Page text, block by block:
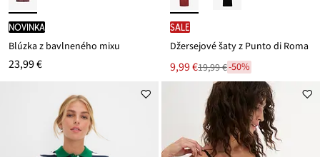
novinka
Blúzka z bavlneného mixu
23,99 €
SALE
Džersejové šaty z Punto di Roma
Nová
cena
9,99 €
Zľava19,99 €-50%